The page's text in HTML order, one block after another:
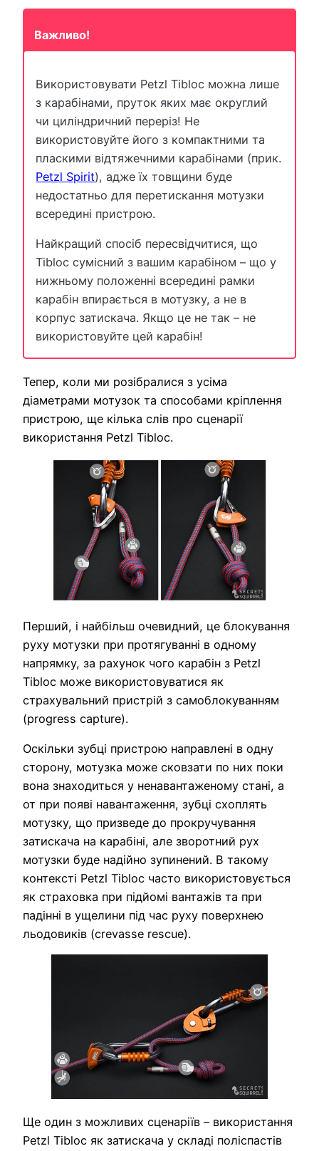
Важливо!
Використовувати Petzl Tibloc можна лише
з карабінами, пруток яких має округлий
чи циліндричний переріз! Не
використовуйте його з компактними та
пласкими відтяжечними карабінами (прик.
Petzl Spirit), адже їх товщини буде
недостатньо для перетискання мотузки
всередині пристрою.
Найкращий спосіб пересвідчитися, що
Tibloc сумісний з вашим карабіном – що у
нижньому положенні всередині рамки
карабін впирається в мотузку, а не в
корпус затискача. Якщо це не так – не
використовуйте цей карабін!
Тепер, коли ми розібралися з усіма
діаметрами мотузок та способами кріплення
пристрою, ще кілька слів про сценарії
використання Petzl Tibloc.
Перший, і найбільш очевидний, це блокування
руху мотузки при протягуванні в одному
напрямку, за рахунок чого карабін з Petzl
Tibloc може використовуватися як
страхувальний пристрій з самоблокуванням
(progress capture).
Оскільки зубці пристрою направлені в одну
сторону, мотузка може сковзати по них поки
вона знаходиться у ненавантаженому стані, а
от при появі навантаження, зубці схоплять
мотузку, що призведе до прокручування
затискача на карабіні, але зворотний рух
мотузки буде надійно зупинений. В такому
контексті Petzl Tibloc часто використовується
як страховка при підйомі вантажів та при
падінні в ущелини під час руху поверхнею
льодовиків (crevasse rescue).
Ще один з можливих сценаріїв – використання
Petzl Tibloc як затискача у складі поліспастів